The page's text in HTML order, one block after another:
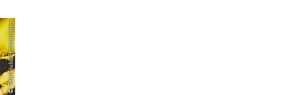
© ThisIsJulia Photography